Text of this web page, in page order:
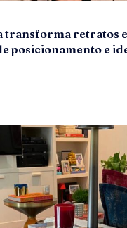
transforma retratos
posicionamento e